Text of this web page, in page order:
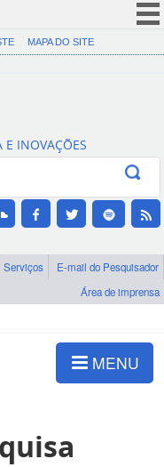
(COVID-19)
Canais
MAPA DO SITE
INOVAÇÕES
Serviços
E-mail do Pesquisador
Área de imprensa
MENU